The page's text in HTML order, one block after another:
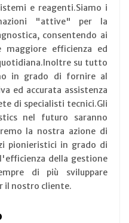
e reagenti.Siamo i
"attive" per la
consentendo ai
efficienza ed
su tutto
in grado di fornire al
ed accurata assistenza
di specialisti tecnici.Gli
nel futuro saranno
la nostra azione di
pionieristici in grado di
della gestione
di più sviluppare
il nostro cliente.